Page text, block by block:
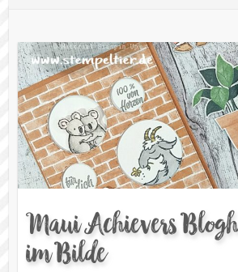
Maui Achievers
im Bilde